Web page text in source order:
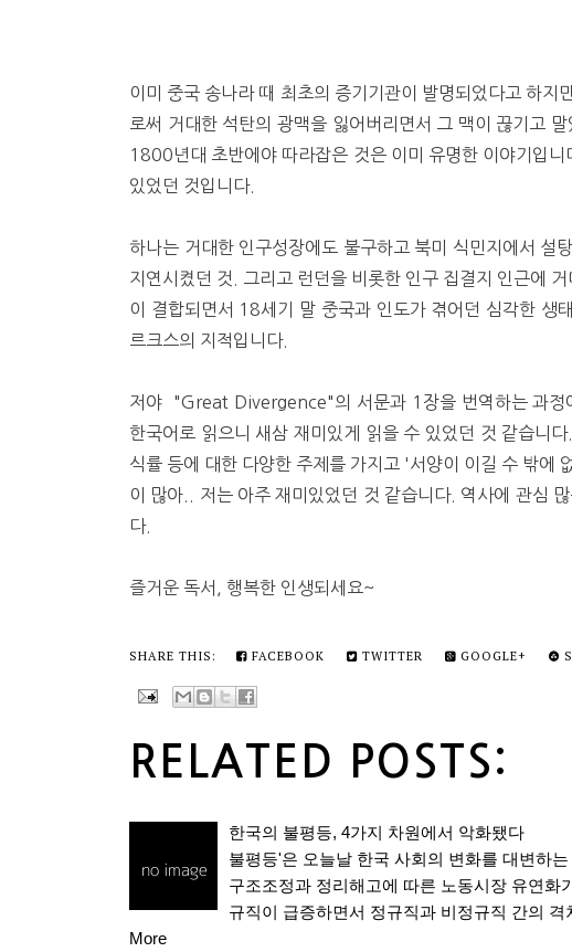
이미 중국 송나라 때 최초의 증기기관이 발명되었다고 하지
로써 거대한 석탄의 광맥을 잃어버리면서 그 맥이 끊기고
1800년대 초반에야 따라잡은 것은 이미 유명한 이야기입
있었던 것입니다.
하나는 거대한 인구성장에도 불구하고 북미 식민지에서 설
지연시켰던 것. 그리고 런던을 비롯한 인구 집결지 인근에
이 결합되면서 18세기 말 중국과 인도가 겪어던 심각한 생
르크스의 지적입니다.
저야 "Great Divergence"의 서문과 1장을 번역하는 과정
한국어로 읽으니 새삼 재미있게 읽을 수 있었던 것 같습니
식률 등에 대한 다양한 주제를 가지고 '서양이 이길 수 밖에
이 많아.. 저는 아주 재미있었던 것 같습니다. 역사에 관심
다.
즐거운 독서, 행복한 인생되세요~
SHARE THIS: FACEBOOK TWITTER GOOGLE+
RELATED POSTS:
한국의 불평등, 4가지 차원에서 악화됐다
불평등'은 오늘날 한국 사회의 변화를 대변하
구조조정과 정리해고에 따른 노동시장 유연화
규직이 급증하면서 정규직과 비정규직 간의
More